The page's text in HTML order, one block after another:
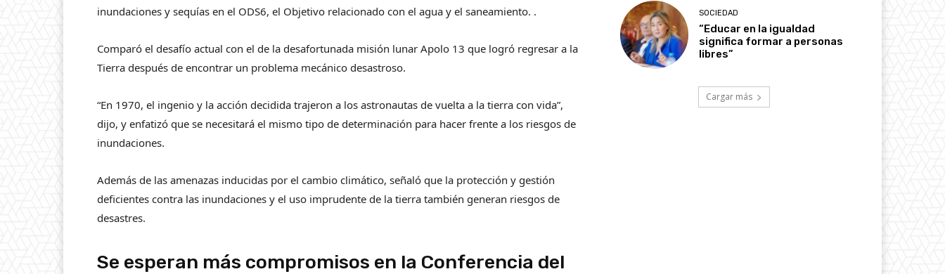
inundaciones y sequías en el ODS6, el Objetivo relacionado con el agua y el saneamiento. .
Comparó el desafío actual con el de la desafortunada misión lunar Apolo 13 que logró regresar a la
Tierra después de encontrar un problema mecánico desastroso.
“En 1970, el ingenio y la acción decidida trajeron a los astronautas de vuelta a la tierra con vida”,
dijo, y enfatizó que se necesitará el mismo tipo de determinación para hacer frente a los riesgos de
inundaciones.
Además de las amenazas inducidas por el cambio climático, señaló que la protección y gestión
deficientes contra las inundaciones y el uso imprudente de la tierra también generan riesgos de
desastres.
Se esperan más compromisos en la Conferencia del
SOCIEDAD
“Educar en la igualdad
significa formar a personas
libres”
Cargar más